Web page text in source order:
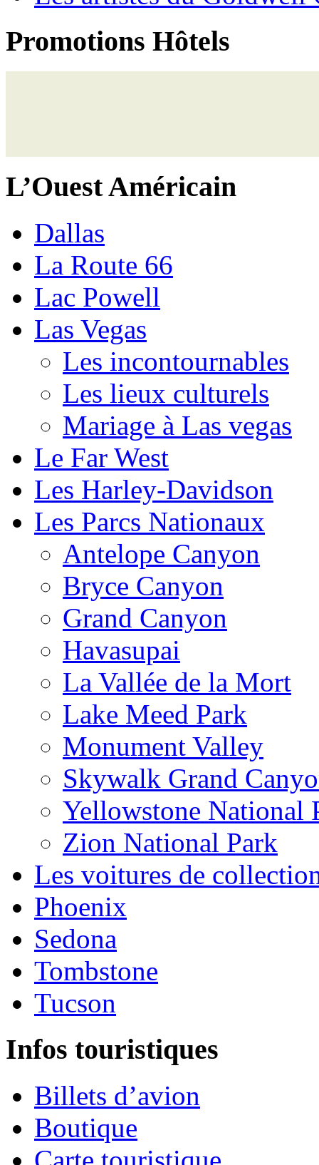
Promotions Hôtels
L’Ouest Américain
Dallas
La Route 66
Lac Powell
Las Vegas
Les incontournables
Les lieux culturels
Mariage à Las vegas
Le Far West
Les Harley-Davidson
Les Parcs Nationaux
Antelope Canyon
Bryce Canyon
Grand Canyon
Havasupai
La Vallée de la Mort
Lake Meed Park
Monument Valley
Skywalk Grand
Yellowstone National
Zion National Park
Les voitures de
Phoenix
Sedona
Tombstone
Tucson
Infos touristiques
Billets d’avion
Boutique